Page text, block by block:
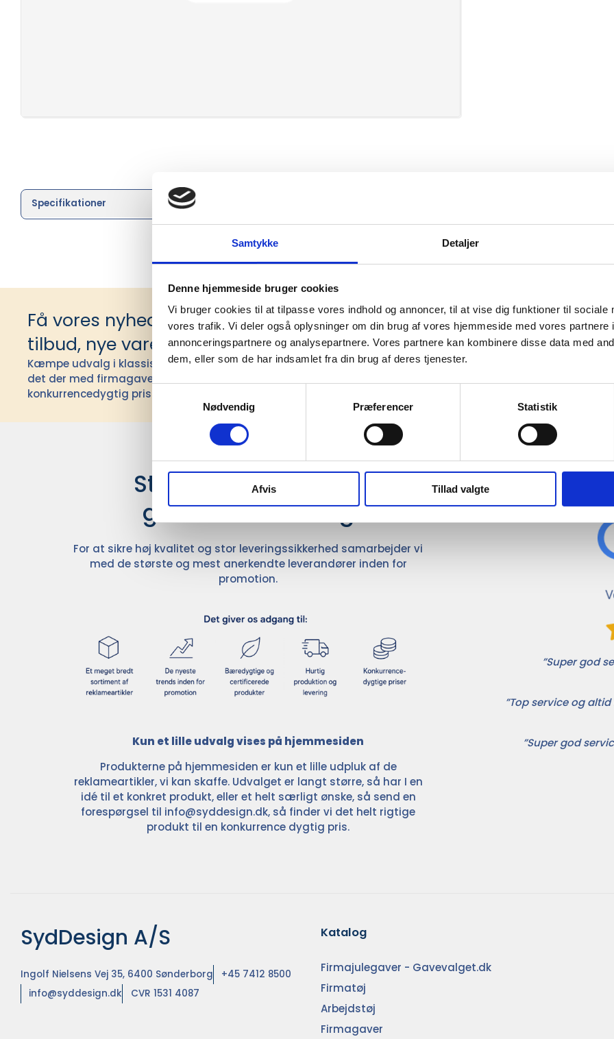
Samtykke Detaljer
Denne hjemmeside bruger cookies
Vi bruger cookies til at tilpasse vores indhold og annoncer, til at vise dig funktioner til sociale
vores trafik. Vi deler også oplysninger om din brug af vores hjemmeside med vores partnere
annonceringspartnere og analysepartnere. Vores partnere kan kombinere disse data med
dem, eller som de har indsamlet fra din brug af deres tjenester.
Nødvendig
Præferencer Statistik
Afvis Tillad valgte
Specifikationer
Få vores nyhedsbrev med information om
tilbud, nye varer og andet godt
Kæmpe udvalg i klassiske og nyskabende gaveidéer til din virksomhed. Vi kan
det der med firmagaver, og har ydet god personlig service til en
konkurrencedygtig pris siden 1991.
Stærke leverandører
giver større udvalg
For at sikre høj kvalitet og stor leveringssikkerhed samarbejder vi
med de største og mest anerkendte leverandører inden for
promotion.
Kun et lille udvalg vises på hjemmesiden
Produkterne på hjemmesiden er kun et lille udpluk af de
reklameartikler, vi kan skaffe. Udvalget er langt større, så har I en
idé til et konkret produkt, eller et helt særligt ønske, så send en
forespørgsel til info@syddesign.dk, så finder vi det helt rigtige
produkt til en konkurrence dygtig pris.
Det
”Super god
”Top service og
”Super god
SydDesign A/S
Ingolf Nielsens Vej 35, 6400 Sønderborg
+45 7412 8500
info@syddesign.dk
CVR 1531 4087
Katalog
Firmajulegaver - Gavevalget.dk
Firmatøj
Arbejdstøj
Firmagaver